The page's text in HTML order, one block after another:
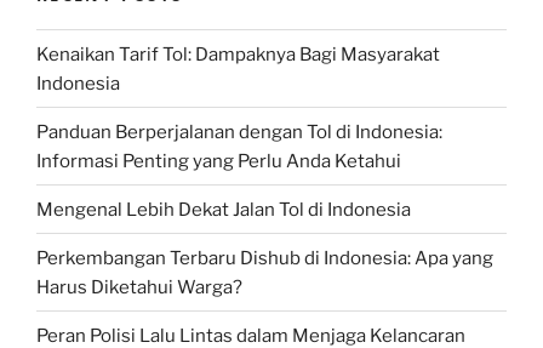
Kenaikan Tarif Tol: Dampaknya Bagi Masyarakat
Indonesia
Panduan Berperjalanan dengan Tol di Indonesia:
Informasi Penting yang Perlu Anda Ketahui
Mengenal Lebih Dekat Jalan Tol di Indonesia
Perkembangan Terbaru Dishub di Indonesia: Apa yang
Harus Diketahui Warga?
Peran Polisi Lalu Lintas dalam Menjaga Kelancaran